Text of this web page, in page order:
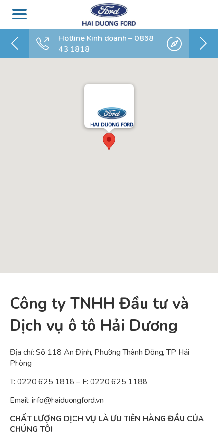
Hotline Kinh doanh – 0868
43 1818
Công ty TNHH Đầu tư và
Dịch vụ ô tô Hải Dương
Địa chỉ: Số 118 An Định, Phường Thành Đông, TP Hải
Phòng
T: 0220 625 1818 – F: 0220 625 1188
Email: info@haiduongford.vn
CHẤT LƯỢNG DỊCH VỤ LÀ ƯU TIÊN HÀNG ĐẦU CỦA
CHÚNG TÔI